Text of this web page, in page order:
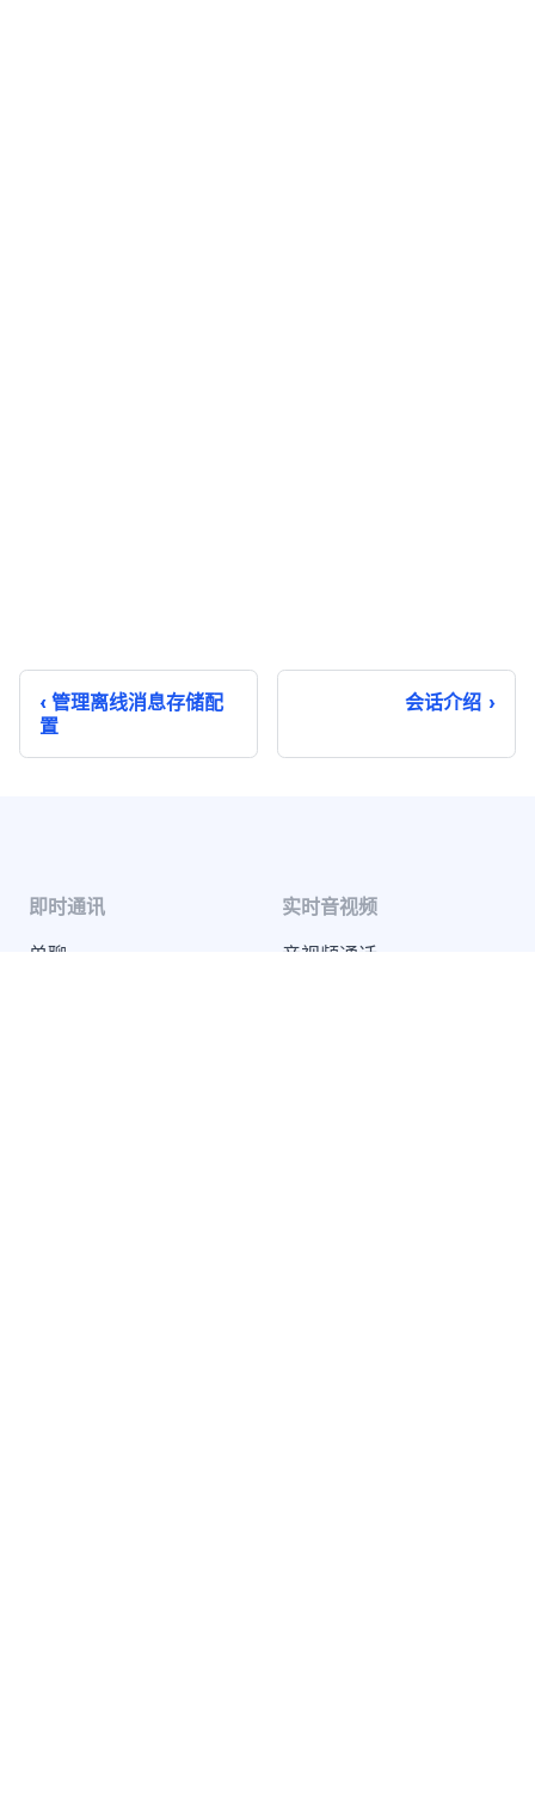
管理离线消息存储配
置
会话介绍
即时通讯
单聊
实时音视频
音视频通话